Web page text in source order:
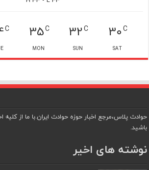
30C
SAT
32C
SUN
35C
MON
C
حوادث پلاس،مرجع اخبار حوزه حوادث ایران.با ما از کلیه
باشید.
نوشته های اخیر